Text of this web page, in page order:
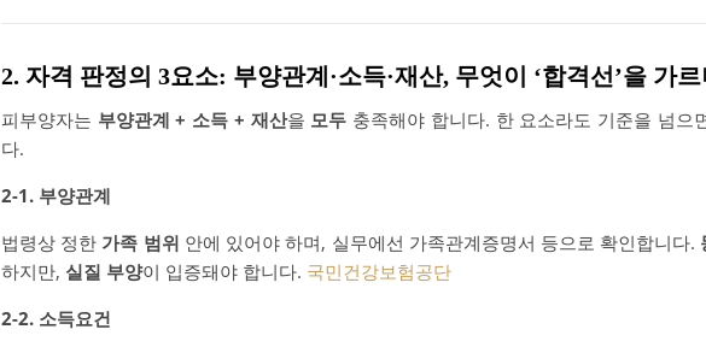
2. 자격 판정의 3요소: 부양관계·소득·재산, 무엇이 ‘합격선’을 가
피부양자는 부양관계 + 소득 + 재산을 모두 충족해야 합니다. 한 요소라도 기준을 넘으
다.
2-1. 부양관계
법령상 정한 가족 범위 안에 있어야 하며, 실무에선 가족관계증명서 등으로 확인합니다.
하지만, 실질 부양이 입증돼야 합니다. 국민건강보험공단
2-2. 소득요건